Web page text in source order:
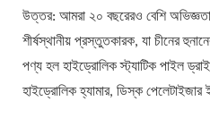
উত্তর: আমরা ২০ বছরেরও বেশি
শীর্ষস্থানীয় প্রস্তুতকারক, যা চীনের
পণ্য হল হাইড্রোলিক স্ট্যাটিক পাইল
হাইড্রোলিক হ্যামার, ডিস্ক পেলেটাইজার